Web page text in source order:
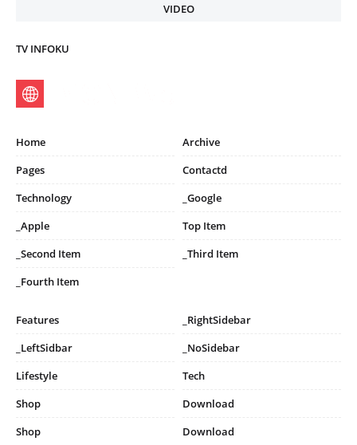
VIDEO
TV INFOKU
Home
Archive
Pages
Contactd
Technology
_Google
_Apple
Top Item
_Second Item
_Third Item
_Fourth Item
Features
_RightSidebar
_LeftSidbar
_NoSidebar
Lifestyle
Tech
Shop
Download
Shop
Download